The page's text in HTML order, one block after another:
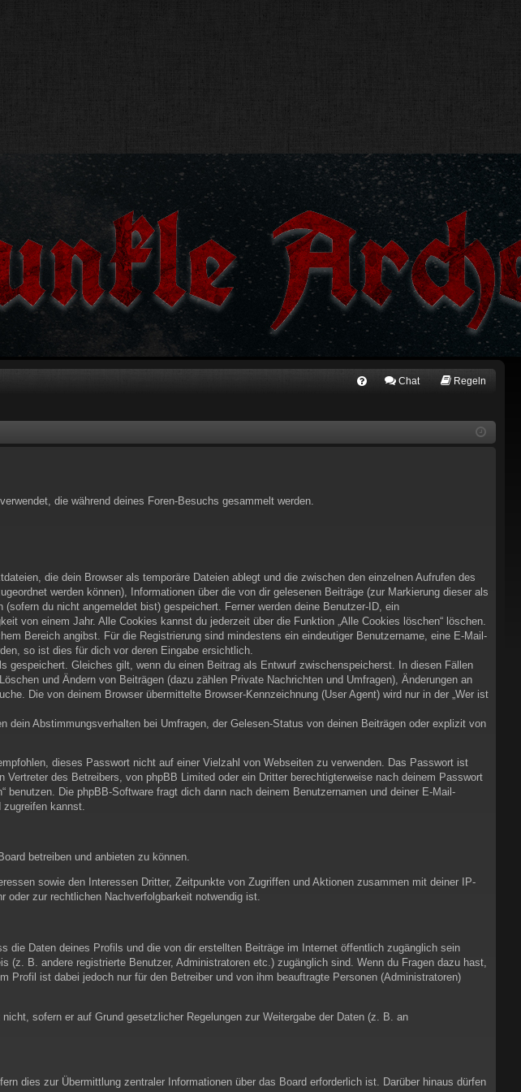
Chat Regeln
die während deines Foren-Besuchs gesammelt werden.
die dein Browser als temporäre Dateien ablegt und die zwischen den einzelnen Aufrufen des
werden können), Informationen über die von dir gelesenen Beiträge (zur Markierung dieser als
du nicht angemeldet bist) gespeichert. Ferner werden deine Benutzer-ID, ein
von einem Jahr. Alle Cookies kannst du jederzeit über die Funktion „Alle Cookies löschen“ löschen.
Bereich angibst. Für die Registrierung sind mindestens ein eindeutiger Benutzername, eine E-Mail-
so ist dies für dich vor deren Eingabe ersichtlich.
gespeichert. Gleiches gilt, wenn du einen Beitrag als Entwurf zwischenspeicherst. In diesen Fällen
und Ändern von Beiträgen (dazu zählen Private Nachrichten und Umfragen), Änderungen an
Die von deinem Browser übermittelte Browser-Kennzeichnung (User Agent) wird nur in der „Wer ist
Abstimmungsverhalten bei Umfragen, der Gelesen-Status von deinen Beiträgen oder explizit von
dieses Passwort nicht auf einer Vielzahl von Webseiten zu verwenden. Das Passwort ist
des Betreibers, von phpBB Limited oder ein Dritter berechtigterweise nach deinem Passwort
Die phpBB-Software fragt dich dann nach deinem Benutzernamen und deiner E-Mail-
kannst.
betreiben und anbieten zu können.
sowie den Interessen Dritter, Zeitpunkte von Zugriffen und Aktionen zusammen mit deiner IP-
oder zur rechtlichen Nachverfolgbarkeit notwendig ist.
Daten deines Profils und die von dir erstellten Beiträge im Internet öffentlich zugänglich sein
B. andere registrierte Benutzer, Administratoren etc.) zugänglich sind. Wenn du Fragen dazu hast,
ist dabei jedoch nur für den Betreiber und von ihm beauftragte Personen (Administratoren)
sofern er auf Grund gesetzlicher Regelungen zur Weitergabe der Daten (z. B. an
dies zur Übermittlung zentraler Informationen über das Board erforderlich ist. Darüber hinaus dürfen